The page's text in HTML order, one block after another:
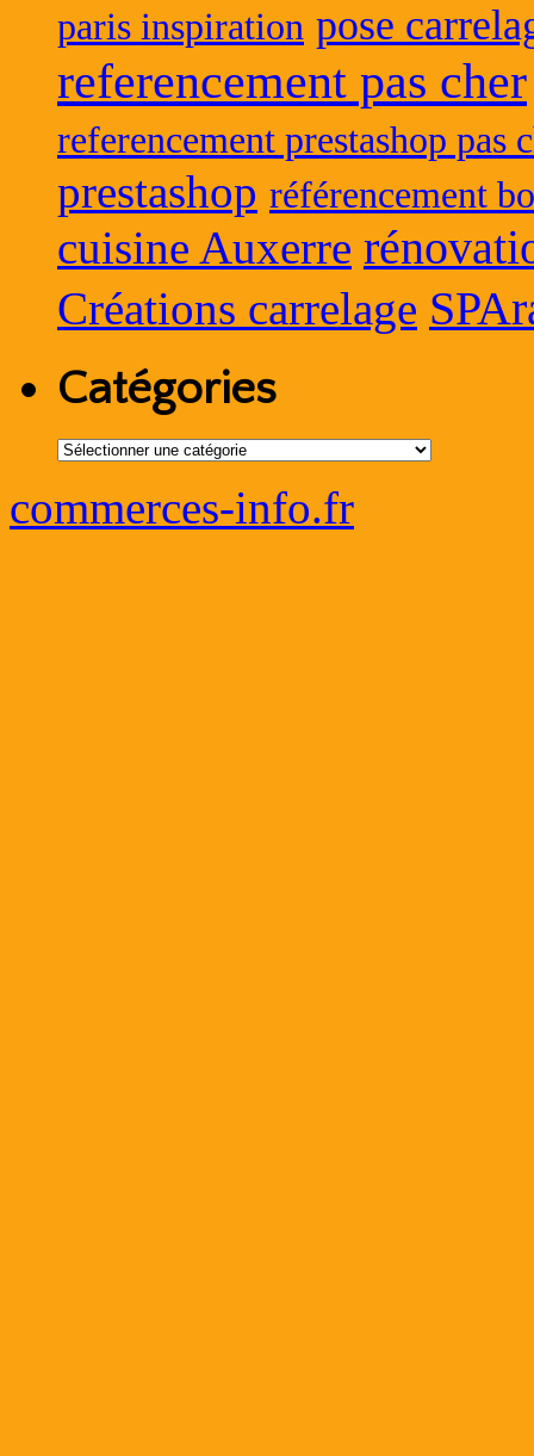
paris inspiration pose
referencement pas cher
referencement prestashop pas
prestashop référencement
cuisine Auxerre
Créations carrelage
Catégories
Catégories
commerces-info.fr